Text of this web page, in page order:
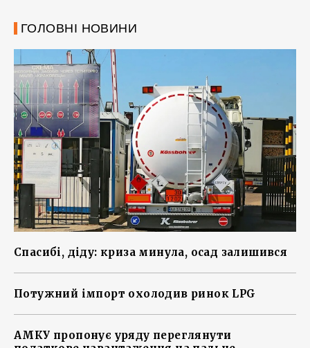
ГОЛОВНІ НОВИНИ
Спасибі, діду: криза минула, осад залишився
Потужний імпорт охолодив ринок LPG
АМКУ пропонує уряду переглянути